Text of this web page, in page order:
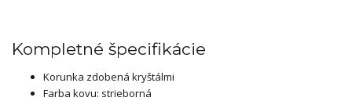
Kompletné špecifikácie
Korunka zdobená kryštálmi
Farba kovu: strieborná